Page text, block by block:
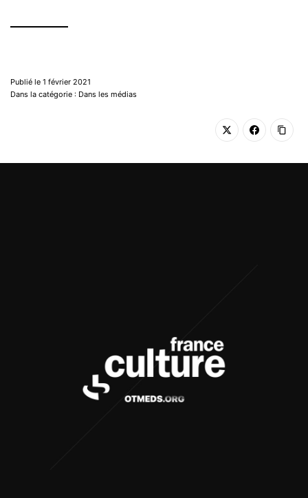
Publié le 1 février 2021
Dans la catégorie : Dans les médias